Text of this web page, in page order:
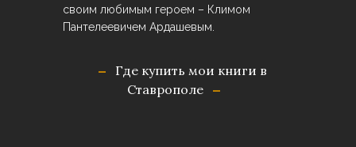
своим любимым героем – Климом
Пантелеевичем Ардашевым.
Где купить мои книги в
Ставрополе